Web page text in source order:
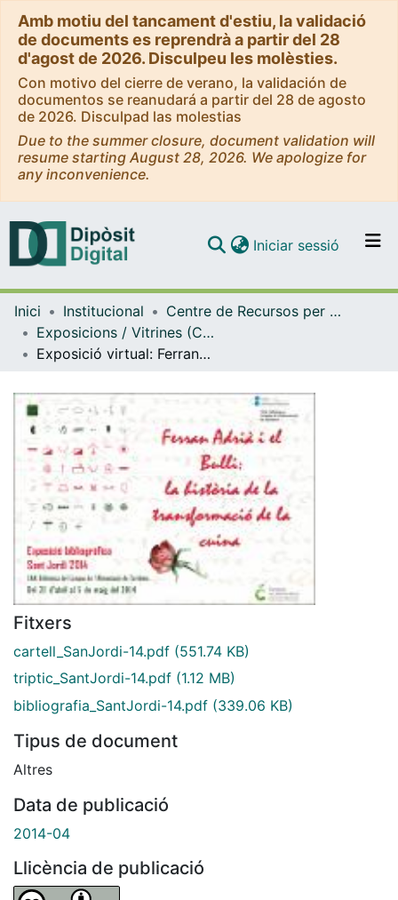
Amb motiu del tancament d'estiu, la validació
de documents es reprendrà a partir del 28
d'agost de 2026. Disculpeu les molèsties.
Con motivo del cierre de verano, la validación de
documentos se reanudará a partir del 28 de agosto
de 2026. Disculpad las molestias
Due to the summer closure, document validation will
resume starting August 28, 2026. We apologize for
any inconvenience.
Navega per tot el DD
Iniciar sessió (current)
Inici Institucional
Centre de Recursos per a l'Aprenentatge i la Investigació (CRAI-UB) - Institucional
Exposicions / Vitrines (CRAI-UB)
Exposició virtual: Ferran Adrià i El Bulli: la història de la transformació de la cuina. Abril 2014
Fitxers
cartell_SanJordi-14.pdf (551.74 KB)
triptic_SantJordi-14.pdf (1.12 MB)
bibliografia_SantJordi-14.pdf (339.06 KB)
Tipus de document
Altres
Data de publicació
2014-04
Llicència de publicació